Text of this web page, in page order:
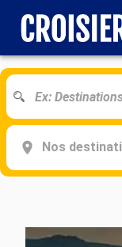
Nos